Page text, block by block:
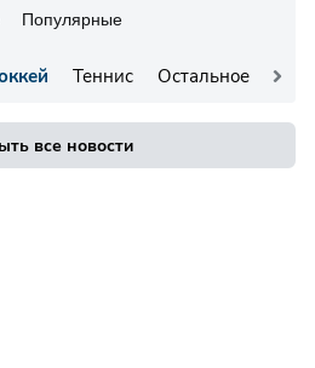
Популярные
Теннис Остальное
все новости